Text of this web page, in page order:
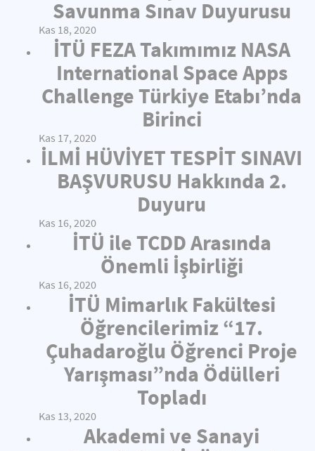
Savunma Sınav Duyurusu
Kas 18, 2020
İTÜ FEZA Takımımız NASA
International Space Apps
Challenge Türkiye Etabı’nda
Birinci
Kas 17, 2020
İLMİ HÜVİYET TESPİT SINAVI
BAŞVURUSU Hakkında 2.
Duyuru
Kas 16, 2020
İTÜ ile TCDD Arasında
Önemli İşbirliği
Kas 16, 2020
İTÜ Mimarlık Fakültesi
Öğrencilerimiz “17.
Çuhadaroğlu Öğrenci Proje
Yarışması”nda Ödülleri
Topladı
Kas 13, 2020
Akademi ve Sanayi